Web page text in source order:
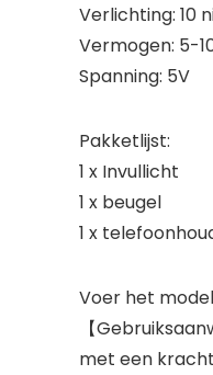
Verlichting: 10
Vermogen: 5-
Spanning: 5V
Pakketlijst:
1 x Invullicht
1 x beugel
1 x
Voer het
【
met een